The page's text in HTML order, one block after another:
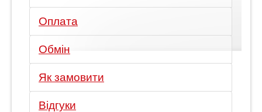
Оплата
Обмін
Як замовити
Відгуки